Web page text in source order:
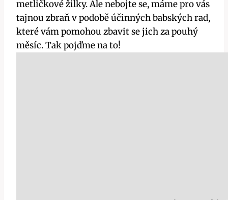
metličkové žilky. Ale nebojte se, máme pro vás
tajnou zbraň v podobě účinných babských rad,
které vám pomohou zbavit se jich za pouhý
měsíc. Tak pojďme na to!